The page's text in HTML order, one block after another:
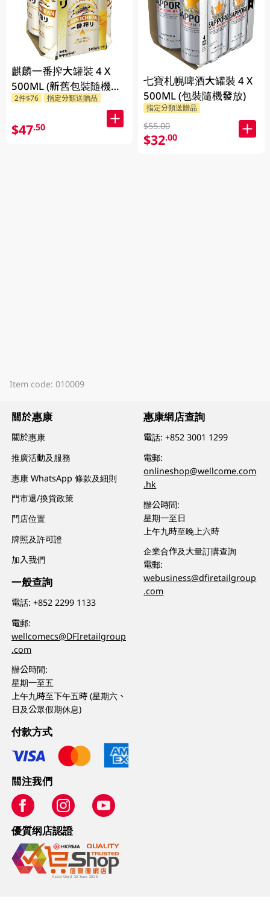
麒麟一番搾大罐裝 4 X
500ML (新舊包裝隨機發
貨)
2件$76 指定分類送贈品
$47.50
七寶札幌啤酒大罐裝 4 X
500ML (包裝隨機發放)
指定分類送贈品
$55.00
$32.00
Item code: 010009
關於惠康
關於惠康
推廣活動及服務
惠康 WhatsApp 條款及細則
門市退/換貨政策
門店位置
牌照及許可證
加入我們
一般查詢
電話:+852 2299 1133
電郵:
wellcomecs@DFIretailgroup
.com
辦公時間:
星期一至五
上午九時至下午五時 (星期六、
日及公眾假期休息)
惠康網店查詢
電話:+852 3001 1299
電郵:
onlineshop@wellcome.com
.hk
辦公時間:
星期一至日
上午九時至晚上六時
企業合作及大量訂購查詢
電郵:
webusiness@dfiretailgroup
.com
付款方式
關注我們
優質纲店認證